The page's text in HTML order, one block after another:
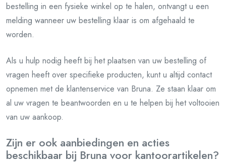
bestelling in een fysieke winkel op te halen, ontvangt u een
melding wanneer uw bestelling klaar is om afgehaald te
worden.
Als u hulp nodig heeft bij het plaatsen van uw bestelling of
vragen heeft over specifieke producten, kunt u altijd contact
opnemen met de klantenservice van Bruna. Ze staan klaar om
al uw vragen te beantwoorden en u te helpen bij het voltooien
van uw aankoop.
Zijn er ook aanbiedingen en acties
beschikbaar bij Bruna voor kantoorartikelen?